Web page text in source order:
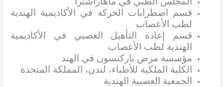
قسم اضطرابات الحركة في الأكاديمية الهندية
لطب الأعصاب
قسم إعادة التأهيل العصبي في الأكاديمية
الهندية لطب الأعصاب
مؤسسة مرض باركنسون في الهند
الكلية الملكية للأطباء، لندن، المملكة المتحدة
الجمعية العصبية الهندية